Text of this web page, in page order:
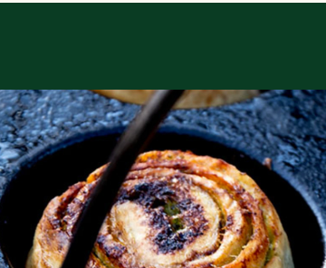
2
Efternavn
Email
Telefon
for jordhumle,
den mest kendte
humlebiarter.
humlebi – eller
som mange
Efternavn
Email
Telefon
Efternavn
Email
Telefon